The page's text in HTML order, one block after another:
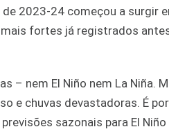
2023-24 começou a surgir
fortes já registrados
– nem El Niño nem La Niña.
e chuvas devastadoras. É
sazonais para El